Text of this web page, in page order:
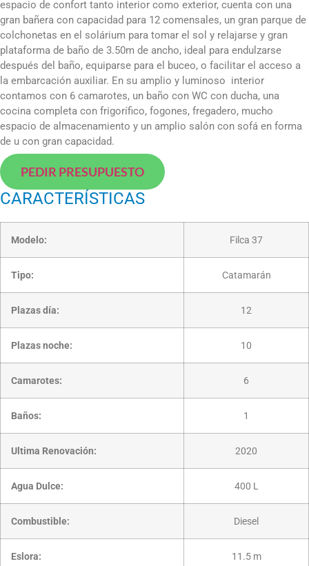
espacio de confort tanto interior como exterior, cuenta con una
gran bañera con capacidad para 12 comensales, un gran parque de
colchonetas en el solárium para tomar el sol y relajarse y gran
plataforma de baño de 3.50m de ancho, ideal para endulzarse
después del baño, equiparse para el buceo, o facilitar el acceso a
la embarcación auxiliar. En su amplio y luminoso interior
contamos con 6 camarotes, un baño con WC con ducha, una
cocina completa con frigorífico, fogones, fregadero, mucho
espacio de almacenamiento y un amplio salón con sofá en forma
de u con gran capacidad.
PEDIR PRESUPUESTO
CARACTERÍSTICAS
Modelo: Filca 37
Tipo: Catamarán
Plazas día: 12
Plazas noche: 10
Camarotes: 6
Baños: 1
Ultima Renovación: 2020
Agua Dulce: 400 L
Combustible: Diesel
Eslora: 11.5 m